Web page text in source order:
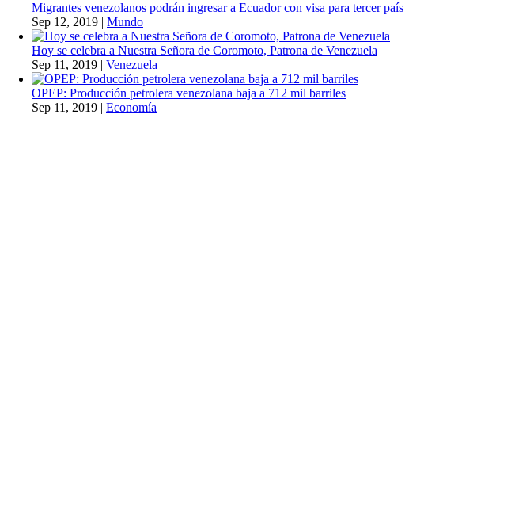
Migrantes venezolanos podrán ingresar a Ecuador con visa para tercer país
Sep 12, 2019 | Mundo
Hoy se celebra a Nuestra Señora de Coromoto, Patrona de Venezuela
Sep 11, 2019 | Venezuela
OPEP: Producción petrolera venezolana baja a 712 mil barriles
Sep 11, 2019 | Economía